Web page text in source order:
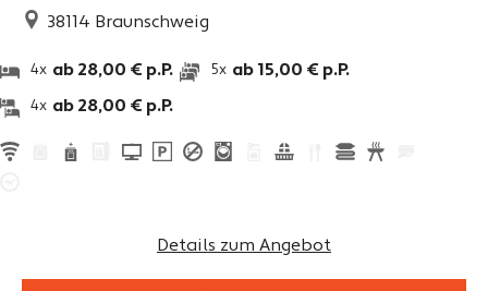
38114 Braunschweig
4x ab 28,00 € p.P.
4x ab 28,00 € p.P.
5x ab 15,00 € p.P.
Details zum Angebot